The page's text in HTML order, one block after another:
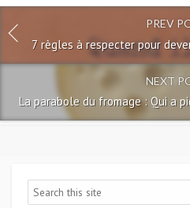
PREV
7 règles à respecter pour
NEXT
La parabole du fromage : Qui a
Search